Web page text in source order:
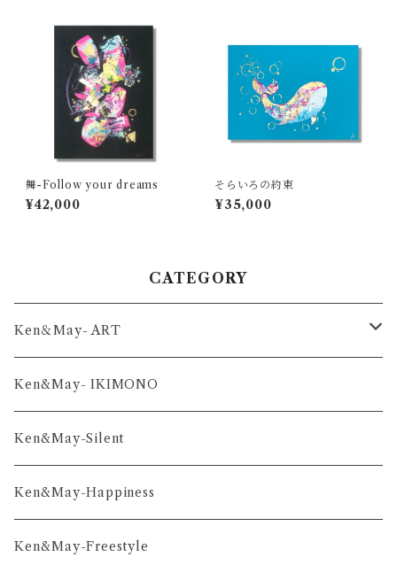
舞-Follow your dreams
¥42,000
そらいろの約束
¥35,000
CATEGORY
Ken＆May- ART
舞-series
凛-series
雅-series
和-series
Ken&May- IKIMONO
Ken&May-Silent
Ken&May-Happiness
Ken&May-Freestyle